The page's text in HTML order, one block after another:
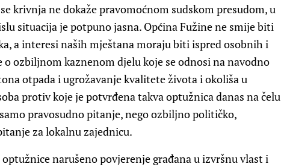
krivnja ne dokaže pravomoćnom sudskom presudom, u
situacija je potpuno jasna. Općina Fužine ne smije biti
a interesi naših mještana moraju biti ispred osobnih i
o ozbiljnom kaznenom djelu koje se odnosi na navodno
otpada i ugrožavanje kvalitete života i okoliša u
protiv koje je potvrđena takva optužnica danas na čelu
pravosudno pitanje, nego ozbiljno političko,
za lokalnu zajednicu.
narušeno povjerenje građana u izvršnu vlast i